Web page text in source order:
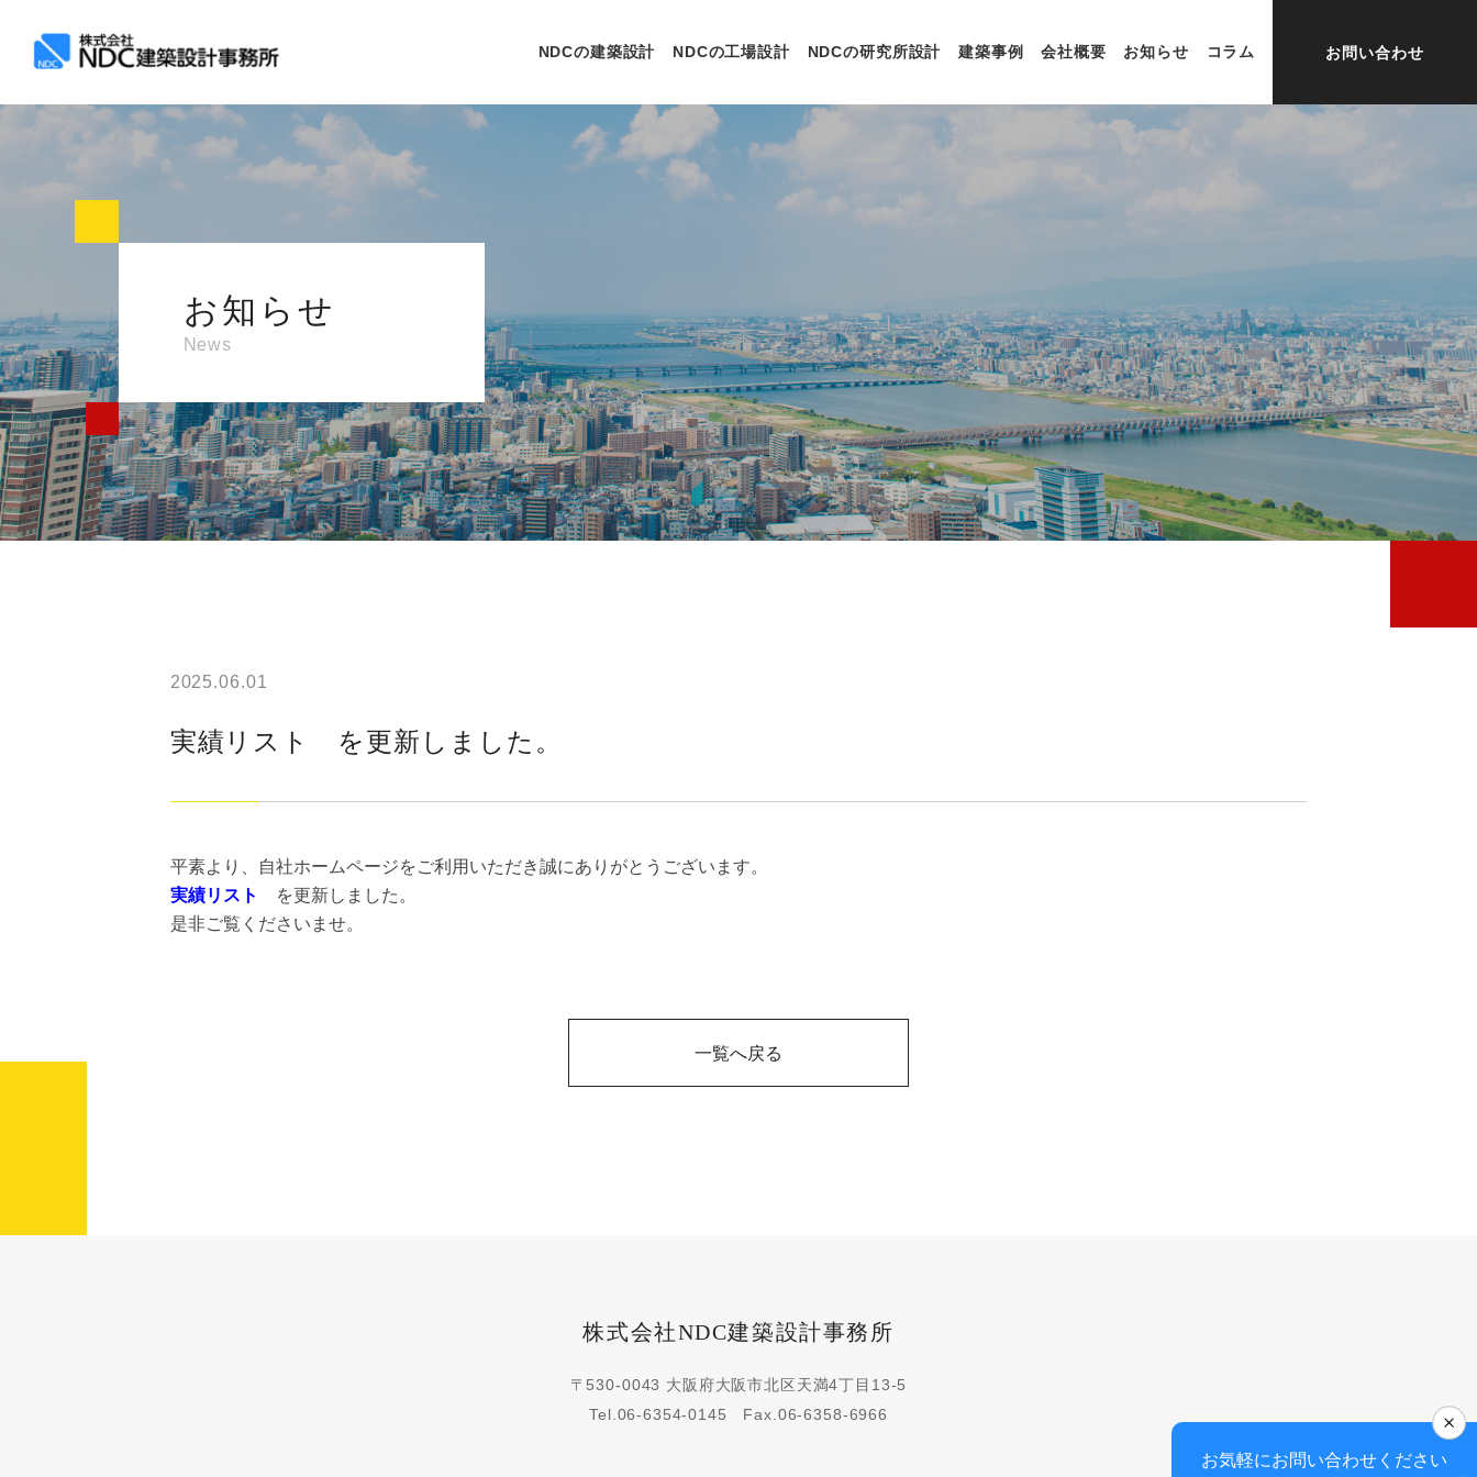
NDCの建築設計 NDCの工場設計 NDCの研究所設計 建築事例 会社概要 お知らせ コラム お問い合わせ
お知らせ
News
2025.06.01
実績リスト を更新しました。
平素より、自社ホームページをご利用いただき誠にありがとうございます。
実績リスト
を更新しました。
是非ご覧くださいませ。
一覧へ戻る
株式会社NDC建築設計事務所
〒530-0043 大阪府大阪市北区天満4丁目13-5
Tel. 06-6354-0145 Fax.06-6358-6966
お気軽にお問い合わせください